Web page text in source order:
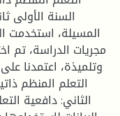
السنة الأولى
المسيلة، استخدمت
وتلميذة، اعتمدنا